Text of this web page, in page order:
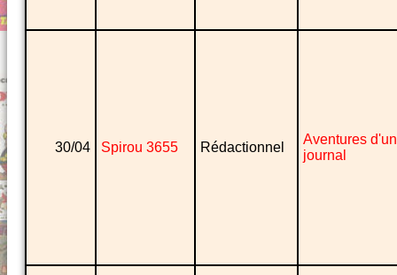
30/04 Spirou 3655 Rédactionnel
Aventures d'un
journal